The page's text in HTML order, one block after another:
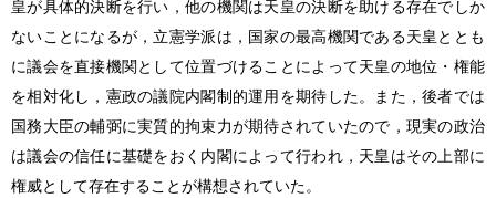
皇が具体的決断を行い，他の機関は天皇の決断を助ける存在でしか
ないことになるが，立憲学派は，国家の最高機関である天皇ととも
に議会を直接機関として位置づけることによって天皇の地位・権能
を相対化し，憲政の議院内閣制的運用を期待した。また，後者では
国務大臣の輔弼に実質的拘束力が期待されていたので，現実の政治
は議会の信任に基礎をおく内閣によって行われ，天皇はその上部に
権威として存在することが構想されていた。